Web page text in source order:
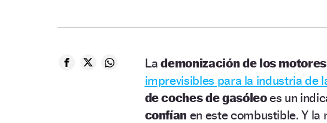
Lademonización de los
imprevisibles para la industria de
decoches de gasóleoes un
confían en este combustible. Y la